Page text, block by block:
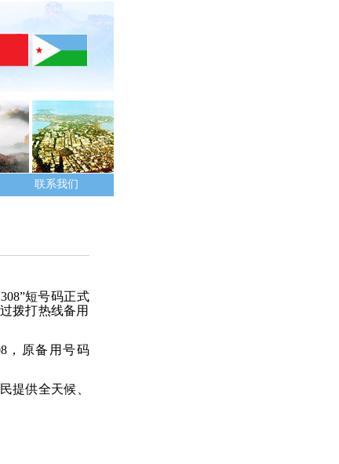
联系我们
短号码正式
拨打热线备用
，原备用号码
提供全天候、